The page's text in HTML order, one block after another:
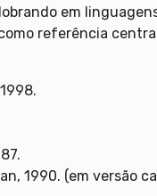
em
referência
1990. (em versão